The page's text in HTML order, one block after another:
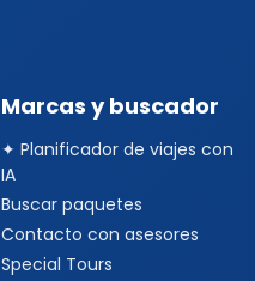
Marcas y buscador
✦ Planificador de viajes con
IA
Buscar paquetes
Contacto con asesores
Special Tours